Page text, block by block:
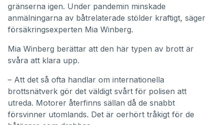
gränserna igen. Under pandemin minskade
anmälningarna av båtrelaterade stölder kraftigt, säger
försäkringsexperten Mia Winberg.
Mia Winberg berättar att den här typen av brott är
svåra att klara upp.
– Att det så ofta handlar om internationella
brottsnätverk gör det väldigt svårt för polisen att
utreda. Motorer återfinns sällan då de snabbt
försvinner utomlands. Det är oerhört tråkigt för de